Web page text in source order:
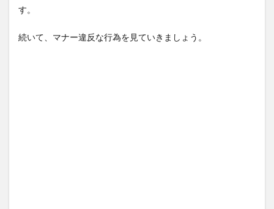
す。
続いて、マナー違反な行為を見ていきましょう。